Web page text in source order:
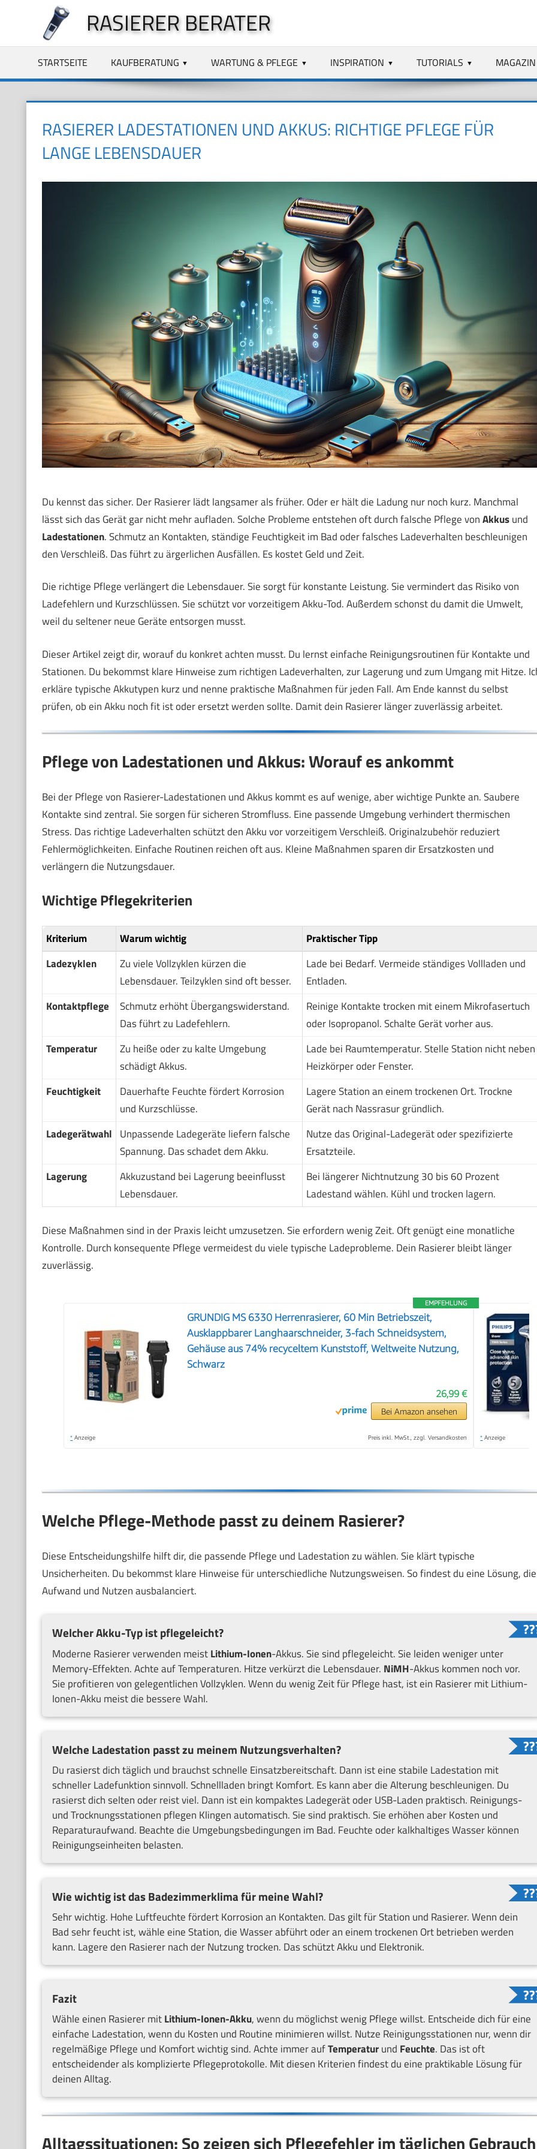
springen
RASIERER BERATER
STARTSEITE KAUFBERATUNG WARTUNG & PFLEGE INSPIRATION TUTORIALS MAGAZIN
RASIERER LADESTATIONEN UND AKKUS: RICHTIGE PFLEGE FÜR
LANGE LEBENSDAUER
Du kennst das sicher. Der Rasierer lädt langsamer als früher. Oder er hält die Ladung nur noch kurz. Manchmal
lässt sich das Gerät gar nicht mehr aufladen. Solche Probleme entstehen oft durch falsche Pflege vonAkkusund
Ladestationen. Schmutz an Kontakten, ständige Feuchtigkeit im Bad oder falsches Ladeverhalten beschleunigen
den Verschleiß. Das führt zu ärgerlichen Ausfällen. Es kostet Geld und Zeit.
Die richtige Pflege verlängert die Lebensdauer. Sie sorgt für konstante Leistung. Sie vermindert das Risiko von
Ladefehlern und Kurzschlüssen. Sie schützt vor vorzeitigem Akku-Tod. Außerdem schonst du damit die Umwelt,
weil du seltener neue Geräte entsorgen musst.
Dieser Artikel zeigt dir, worauf du konkret achten musst. Du lernst einfache Reinigungsroutinen für Kontakte und
Stationen. Du bekommst klare Hinweise zum richtigen Ladeverhalten, zur Lagerung und zum Umgang mit Hitze.
erkläre typische Akkutypen kurz und nenne praktische Maßnahmen für jeden Fall. Am Ende kannst du selbst
prüfen, ob ein Akku noch fit ist oder ersetzt werden sollte. Damit dein Rasierer länger zuverlässig arbeitet.
Pflege von Ladestationen und Akkus: Worauf es ankommt
Bei der Pflege von Rasierer-Ladestationen und Akkus kommt es auf wenige, aber wichtige Punkte an. Saubere
Kontakte sind zentral. Sie sorgen für sicheren Stromfluss. Eine passende Umgebung verhindert thermischen
Stress. Das richtige Ladeverhalten schützt den Akku vor vorzeitigem Verschleiß. Originalzubehör reduziert
Fehlermöglichkeiten. Einfache Routinen reichen oft aus. Kleine Maßnahmen sparen dir Ersatzkosten und
verlängern die Nutzungsdauer.
Wichtige Pflegekriterien
Kriterium Warum wichtig
Praktischer Tipp
Ladezyklen
Zu viele Vollzyklen kürzen die
Lebensdauer. Teilzyklen sind oft besser.
Lade bei Bedarf. Vermeide ständiges Vollladen und
Entladen.
Kontaktpflege
Schmutz erhöht Übergangswiderstand.
Das führt zu Ladefehlern.
Reinige Kontakte trocken mit einem Mikrofasertuch
oder Isopropanol. Schalte Gerät vorher aus.
Temperatur
Zu heiße oder zu kalte Umgebung
schädigt Akkus.
Lade bei Raumtemperatur. Stelle Station nicht neben
Heizkörper oder Fenster.
Feuchtigkeit
Dauerhafte Feuchte fördert Korrosion
und Kurzschlüsse.
Lagere Station an einem trockenen Ort. Trockne
Gerät nach Nassrasur gründlich.
Ladegerätwahl Unpassende Ladegeräte liefern falsche
Spannung. Das schadet dem Akku.
Nutze das Original-Ladegerät oder spezifizierte
Ersatzteile.
Lagerung
Akkuzustand bei Lagerung beeinflusst
Lebensdauer.
Bei längerer Nichtnutzung 30 bis 60 Prozent
Ladestand wählen. Kühl und trocken lagern.
Diese Maßnahmen sind in der Praxis leicht umzusetzen. Sie erfordern wenig Zeit. Oft genügt eine monatliche
Kontrolle. Durch konsequente Pflege vermeidest du viele typische Ladeprobleme. Dein Rasierer bleibt länger
zuverlässig.
EMPFEHLUNG
GRUNDIG MS 6330 Herrenrasierer, 60 Min Betriebszeit,
Ausklappbarer Langhaarschneider, 3-fach Schneidsystem,
Gehäuse aus 74% recyceltem Kunststoff, Weltweite Nutzung,
Schwarz
26,99 €
Bei Amazon ansehen
* Anzeige Preis inkl. MwSt., zzgl. Versandkosten * Anzeige
❯
Welche Pflege-Methode passt zu deinem Rasierer?
Diese Entscheidungshilfe hilft dir, die passende Pflege und Ladestation zu wählen. Sie klärt typische
Unsicherheiten. Du bekommst klare Hinweise für unterschiedliche Nutzungsweisen. So findest du eine Lösung, die
Aufwand und Nutzen ausbalanciert.
Welcher Akku-Typ ist pflegeleicht?
Moderne Rasierer verwenden meistLithium-Ionen-Akkus. Sie sind pflegeleicht. Sie leiden weniger unter
Memory-Effekten. Achte auf Temperaturen. Hitze verkürzt die Lebensdauer. NiMH-Akkus kommen noch vor.
Sie profitieren von gelegentlichen Vollzyklen. Wenn du wenig Zeit für Pflege hast, ist ein Rasierer mit Lithium-
Ionen-Akku meist die bessere Wahl.
Welche Ladestation passt zu meinem Nutzungsverhalten?
Du rasierst dich täglich und brauchst schnelle Einsatzbereitschaft. Dann ist eine stabile Ladestation mit
schneller Ladefunktion sinnvoll. Schnellladen bringt Komfort. Es kann aber die Alterung beschleunigen. Du
rasierst dich selten oder reist viel. Dann ist ein kompaktes Ladegerät oder USB-Laden praktisch. Reinigungs-
und Trocknungsstationen pflegen Klingen automatisch. Sie sind praktisch. Sie erhöhen aber Kosten und
Reparaturaufwand. Beachte die Umgebungsbedingungen im Bad. Feuchte oder kalkhaltiges Wasser können
Reinigungseinheiten belasten.
Wie wichtig ist das Badezimmerklima für meine Wahl?
Sehr wichtig. Hohe Luftfeuchte fördert Korrosion an Kontakten. Das gilt für Station und Rasierer. Wenn dein
Bad sehr feucht ist, wähle eine Station, die Wasser abführt oder an einem trockenen Ort betrieben werden
kann. Lagere den Rasierer nach der Nutzung trocken. Das schützt Akku und Elektronik.
Fazit
Wähle einen Rasierer mitLithium-Ionen-Akku, wenn du möglichst wenig Pflege willst. Entscheide dich für eine
einfache Ladestation, wenn du Kosten und Routine minimieren willst. Nutze Reinigungsstationen nur, wenn dir
regelmäßige Pflege und Komfort wichtig sind. Achte immer aufTemperaturund Feuchte. Das ist oft
entscheidender als komplizierte Pflegeprotokolle. Mit diesen Kriterien findest du eine praktikable Lösung für
deinen Alltag.
Alltagssituationen: So zeigen sich Pflegefehler im täglichen Gebrauch